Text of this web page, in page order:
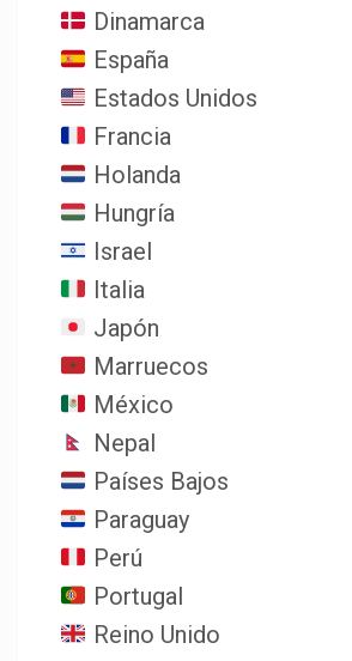
Dinamarca
España
Estados Unidos
Francia
Holanda
Hungría
Israel
Italia
Japón
Marruecos
México
Nepal
Países Bajos
Paraguay
Perú
Portugal
Reino Unido